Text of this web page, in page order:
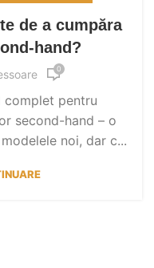
de a cumpăra
hand?
0
pentru
second-hand – o
noi, dar c...